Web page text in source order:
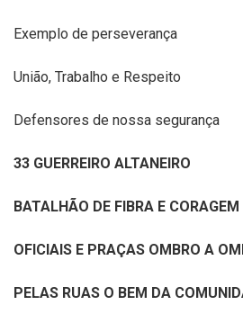
Exemplo de perseverança
União, Trabalho e Respeito
Defensores de nossa segurança
33 GUERREIRO ALTANEIRO
BATALHÃO DE FIBRA E CORAGEM
OFICIAIS E PRAÇAS OMBRO A
PELAS RUAS O BEM DA